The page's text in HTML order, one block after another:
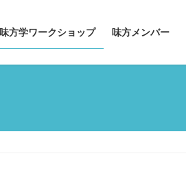
味方学ワークショップ 味方メンバー